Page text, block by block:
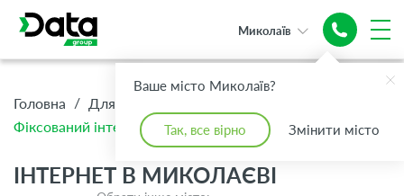
Ваше місто Миколаїв?
Так, все вірно Змінити місто
Миколаїв
Інтернет
до 1Гбіт/с
Швидкісний та
до 1Гбіт/с
Головна / Для Дому
Фіксований інтернет
ІНТЕРНЕТ В МИКОЛАЄВІ